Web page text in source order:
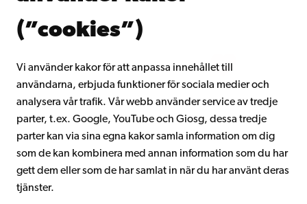
(”cookies”)
Vi använder kakor för att anpassa innehållet till
användarna, erbjuda funktioner för sociala medier och
analysera vår trafik. Vår webb använder service av tredje
parter, t.ex. Google, YouTube och Giosg, dessa tredje
parter kan via sina egna kakor samla information om dig
som de kan kombinera med annan information som du har
gett dem eller som de har samlat in när du har använt deras
tjänster.
Intranätet
Facebook InstagramYouTube LinkedIn Blog Snapchat